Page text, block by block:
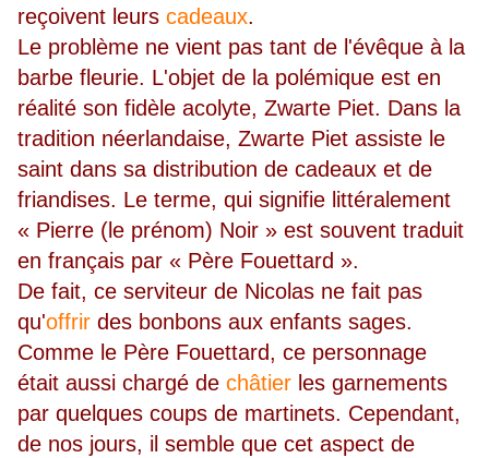
reçoivent leurs cadeaux.
Le problème ne vient pas tant de l'évêque à la
barbe fleurie. L'objet de la polémique est en
réalité son fidèle acolyte, Zwarte Piet. Dans la
tradition néerlandaise, Zwarte Piet assiste le
saint dans sa distribution de cadeaux et de
friandises. Le terme, qui signifie littéralement
« Pierre (le prénom) Noir » est souvent traduit
en français par « Père Fouettard ».
De fait, ce serviteur de Nicolas ne fait pas
qu'offrir des bonbons aux enfants sages.
Comme le Père Fouettard, ce personnage
était aussi chargé de châtier les garnements
par quelques coups de martinets. Cependant,
de nos jours, il semble que cet aspect de